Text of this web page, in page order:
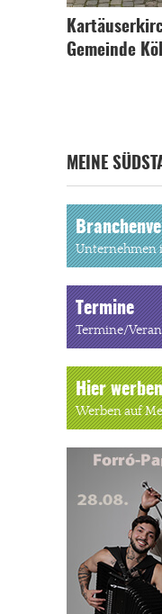
Gemeinde
MEINE
Unternehmen
Termine
Termine/
Hier werben
Werben auf